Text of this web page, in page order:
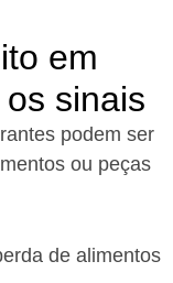
em
sinais
podem ser
ou peças
de alimentos